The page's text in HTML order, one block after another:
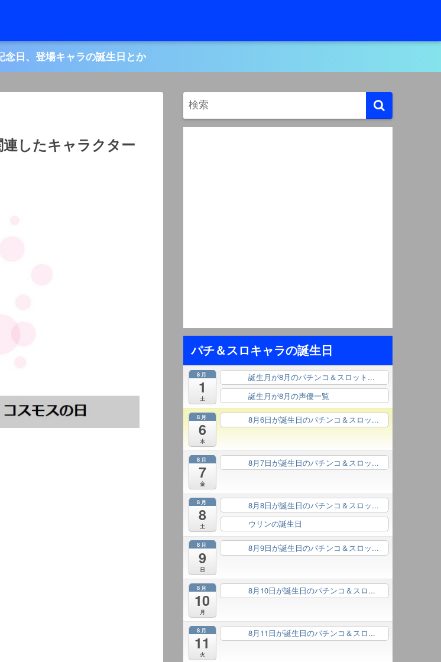
念日、登場キャラの誕生日とか
したキャラクター
パチ＆スロキャラの誕生日
8月
1
土
誕生月が8月のパチンコ＆スロット...
誕生月が8月の声優一覧
8月
6
木
8月6日が誕生日のパチンコ＆スロッ...
8月
7
金
8月7日が誕生日のパチンコ＆スロッ...
8月
8
土
8月8日が誕生日のパチンコ＆スロッ...
ウリンの誕生日
8月
9
日
8月9日が誕生日のパチンコ＆スロッ...
8月
10
月
8月10日が誕生日のパチンコ＆スロ...
8月
11
火
8月11日が誕生日のパチンコ＆スロ...